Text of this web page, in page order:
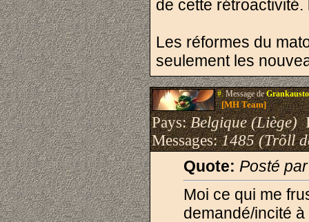
de cette
Les réformes du
seulement les
#.Message deGrankausto
[MH Team]
Pays:Belgique (Liège)
Messages:1485 (Trõll
Quote: Posté
Moi ce qui me
demandé/incité